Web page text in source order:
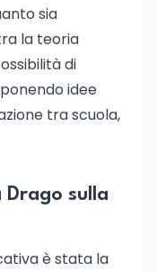
sia
la teoria
di
idee
tra scuola,
Drago sulla
è stata la